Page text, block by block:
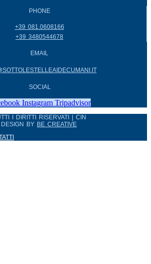
PHONE
+39 081.0608166
+39 3480544678
EMAIL
SOCIAL
Instagram Tripadvisor
I DIRITTI RISERVATI | CIN
BY BE CREATIVE